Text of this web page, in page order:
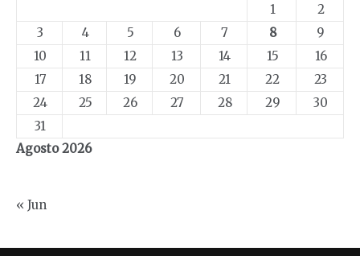
Agosto 2026
1
2
3
4 5 6 7 8
9
10
11 12 13 14 15
16
17
18 19 20 21 22
23
24
25 26 27 28 29
30
31
« Jun